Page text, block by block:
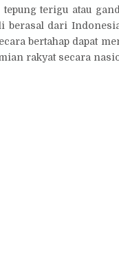
terigu atau
berasal dari
bertahap dapat
rakyat secara